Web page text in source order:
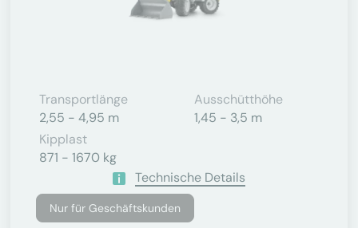
Transportlänge
2,55 - 4,95 m
Ausschütthöhe
1,45 - 3,5 m
Kipplast
871 - 1670 kg
Technische Details
Nur für Geschäftskunden